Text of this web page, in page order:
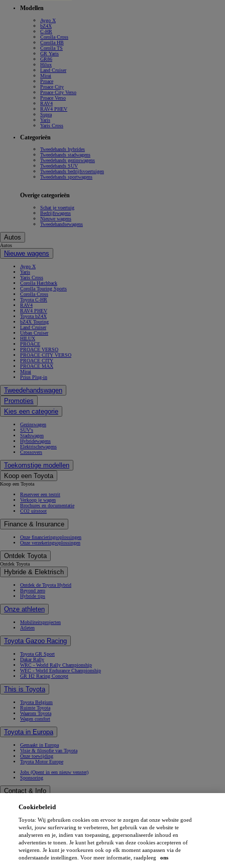
Modellen
Aygo X
bZ4X
C-HR
Corolla Cross
Corolla HB
Corolla TS
GR Yaris
GR86
Hilux
Land Cruiser
Mirai
Proace
Proace City
Proace City Verso
Proace Verso
RAV4
RAV4 PHEV
Supra
Yaris
Yaris Cross
Categorieën
Tweedehands hybrides
Tweedehands stadwagens
Tweedehands gezinswagens
Tweedehands SUV
Tweedehands bedrijfsvoertuigen
Tweedehands sportwagens
Overige categorieën
Schat je voertuig
Bedrijfswagens
Nieuwe wagens
Tweedehandsewagens
Autos
Autos
Nieuwe wagens
Aygo X
Yaris
Yaris Cross
Corolla Hatchback
Corolla Touring Sports
Corolla Cross
Toyota C-HR
RAV4
RAV4 PHEV
Toyota bZ4X
bZ4X Touring
Land Cruiser
Urban Cruiser
HILUX
PROACE
PROACE VERSO
PROACE CITY VERSO
PROACE CITY
PROACE MAX
Mirai
Prius Plug-in
Tweedehandswagen
Promoties
Kies een categorie
Gezinswagen
SUV's
Stadswagen
Hybridewagens
Elektrischewagens
Crossovers
Toekomstige modellen
Koop een Toyota
Koop een Toyota
Reserveer een testrit
Verkoop je wagen
Brochures en documentatie
CO2 uitstoot
Finance & Insurance
Onze financieringsoplossingen
Onze verzekeringsoplossingen
Ontdek Toyota
Ontdek Toyota
Hybride & Elektrisch
Ontdek de Toyota Hybrid
Beyond zero
Hybride tips
Onze athleten
Mobiliteitsprojecten
Atleten
Toyota Gazoo Racing
Toyota GR Sport
Dakar Rally
WRC - World Rally Championship
WEC - World Endurance Championship
GR H2 Racing Concept
This is Toyota
Toyota Belgium
Ruimte Toyota
Waarom Toyota
Wagen comfort
Toyota in Europa
Gemaakt in Europa
Visie & filosofie van Toyota
Onze toewijding
Toyota Motor Europe
Jobs (Opent in een nieuw venster)
Sponsoring
Contact & Info
Vind een verdeler
Verkoopafspraak(Opent in een nieuw venster)
Contacteer ons
Onze verdelers
FAQ (Veelgestelde vragen)
Wettelijke vermelding
Privéleven
Data sharing
Cookiebeleid
Toyota: Wij gebruiken cookies om ervoor te zorgen dat onze website goed
werkt, jouw surfervaring te verbeteren, het gebruik van de website te
analyseren en je, indien van toepassing, gepersonaliseerde inhoud en
advertenties te tonen. Je kunt het gebruik van deze cookies accepteren of
weigeren. Je kunt je voorkeuren ook op elk moment aanpassen via de
onderstaande instellingen. Voor meer informatie, raadpleeg
ons